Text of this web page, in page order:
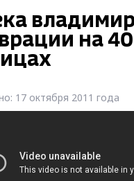
на
17 октября 2011 года